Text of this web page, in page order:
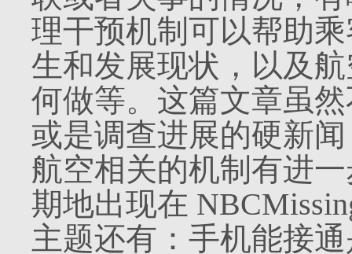
理干预机制可以帮助
生和发展现状，以及
何做等。这篇文章虽
或是调查进展的硬新
航空相关的机制有进
期地出现在
主题还有：手机能接